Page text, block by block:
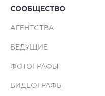
СООБЩЕСТВО
АГЕНТСТВА
ВЕДУЩИЕ
ФОТОГРАФЫ
ВИДЕОГРАФЫ